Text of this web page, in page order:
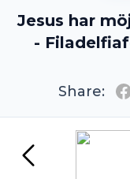
Jesus har
-
Share: